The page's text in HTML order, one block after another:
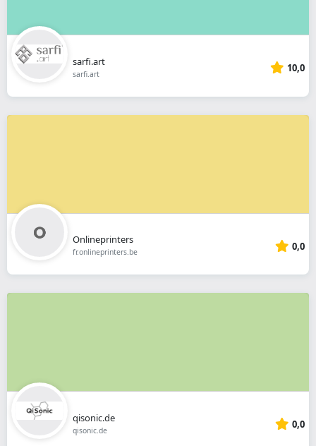
sarfi.art
sarfi.art 10,0
Onlineprinters
fr.onlineprinters.be 0,0
qisonic.de
qisonic.de 0,0